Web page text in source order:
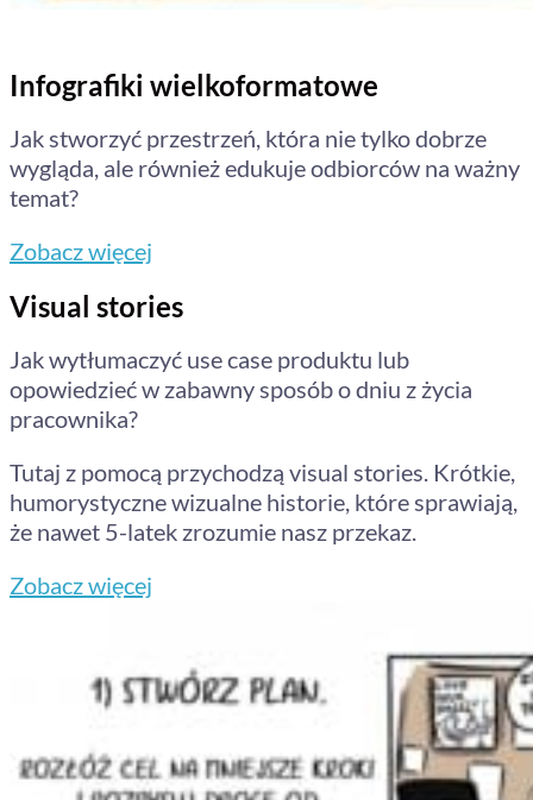
Infografiki wielkoformatowe
Jak stworzyć przestrzeń, która nie tylko dobrze
wygląda, ale również edukuje odbiorców na ważny
temat?
Zobacz więcej
Visual stories
Jak wytłumaczyć use case produktu lub
opowiedzieć w zabawny sposób o dniu z życia
pracownika?
Tutaj z pomocą przychodzą visual stories. Krótkie,
humorystyczne wizualne historie, które sprawiają,
że nawet 5-latek zrozumie nasz przekaz.
Zobacz więcej